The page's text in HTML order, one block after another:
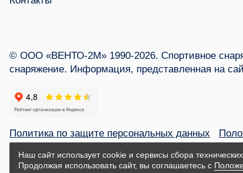
© ООО «ВЕНТО-2М» 1990-2026. Спортивное
снаряжение. Информация, представленная на
Политика по защите персональных данных
Наш сайт использует cookie и сервисы сбора
Продолжая использовать сайт, вы соглашаетесь с